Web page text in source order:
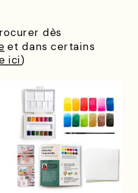
dès
et dans certains
ici)